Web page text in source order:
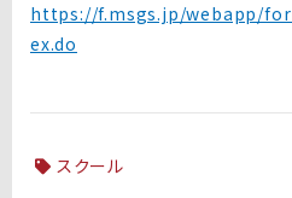
https://f.msgs.jp/webapp/
ex.do
スクール